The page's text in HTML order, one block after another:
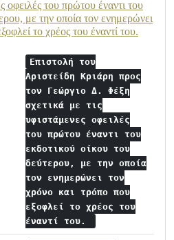
οφειλές του πρώτου έναντι του
με την οποία τον ενημερώνει
το χρέος του έναντί του.
Επιστολή του
Αριστείδη Κριάρη προς
τον Γεώργιο Δ. Φέξη
σχετικά με τις
υφιστάμενες οφειλές
του πρώτου έναντι του
εκδοτικού οίκου του
δεύτερου, με την οποία
τον ενημερώνει τον
χρόνο και τρόπο που
εξοφλεί το χρέος του
έναντί του.